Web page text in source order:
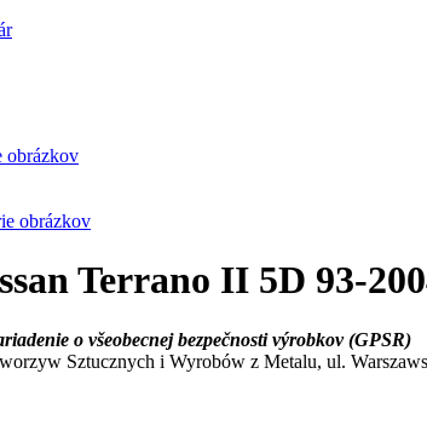
obrázkov
obrázkov
Terrano II 5D 93-
o všeobecnej bezpečnosti výrobkov (GPSR)
Sztucznych i Wyrobów z Metalu, ul.